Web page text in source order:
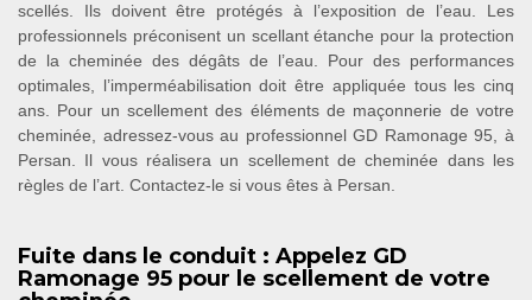
scellés. Ils doivent être protégés à l’exposition de l’eau. Les
professionnels préconisent un scellant étanche pour la protection
de la cheminée des dégâts de l’eau. Pour des performances
optimales, l’imperméabilisation doit être appliquée tous les cinq
ans. Pour un scellement des éléments de maçonnerie de votre
cheminée, adressez-vous au professionnel GD Ramonage 95, à
Persan. Il vous réalisera un scellement de cheminée dans les
règles de l’art. Contactez-le si vous êtes à Persan.
Fuite dans le conduit : Appelez GD
Ramonage 95 pour le scellement de votre